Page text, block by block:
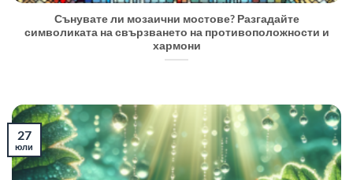
Сънувате ли мозаични мостове? Разгадайте
символиката на свързването на противоположности и
хармони
27
юли